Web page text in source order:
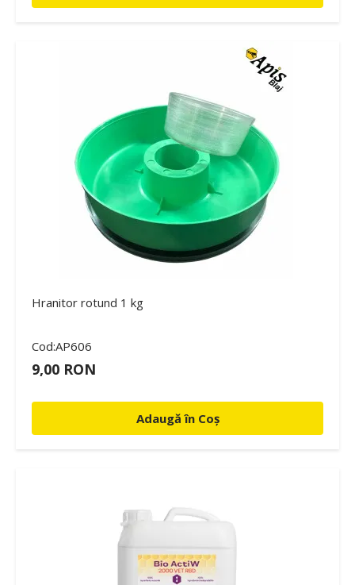
Hranitor rotund 1 kg
Cod:AP606
9,00 RON
Adaugă în Coș